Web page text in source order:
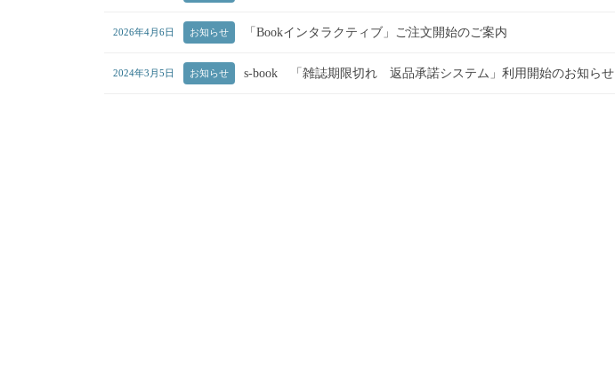
2026年4月6日 お知らせ 「Bookインタラクティブ」ご注文開始のご案内
2024年3月5日 お知らせ s-book 「雑誌期限切れ 返品承諾システム」利用開始のお知らせ